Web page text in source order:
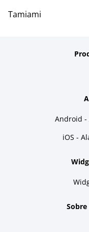
Tamiami
Android -
iOS -